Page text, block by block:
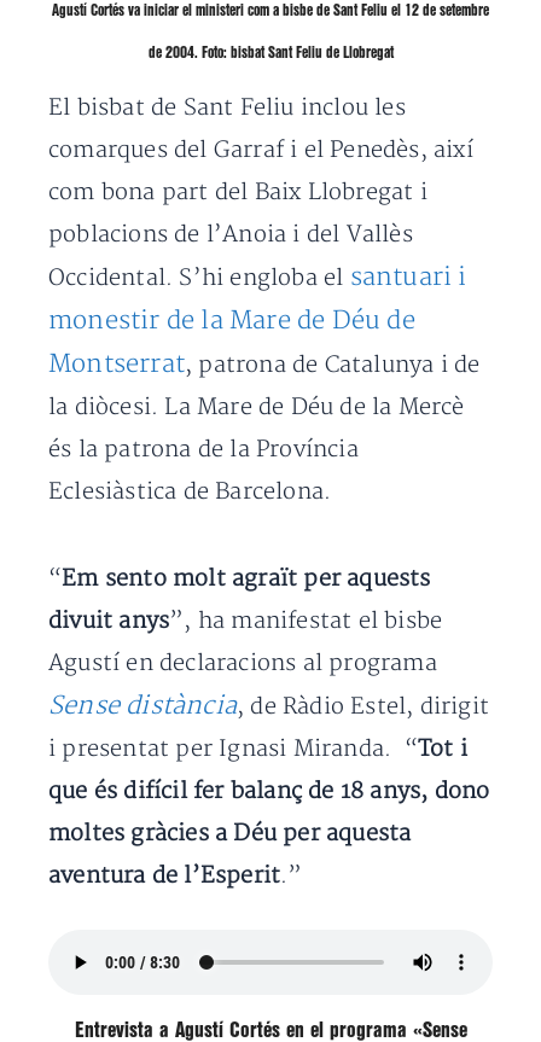
Agustí Cortés va iniciar el ministeri com a bisbe de Sant Feliu el 12 de setembre
de 2004. Foto: bisbat Sant Feliu de Llobregat
El bisbat de Sant Feliu inclou les
comarques del Garraf i el Penedès, així
com bona part del Baix Llobregat i
poblacions de l’Anoia i del Vallès
Occidental. S’hi engloba el santuari i
monestir de la Mare de Déu de
Montserrat, patrona de Catalunya i de
la diòcesi. La Mare de Déu de la Mercè
és la patrona de la Província
Eclesiàstica de Barcelona.
“Em sento molt agraït per aquests
divuit anys”, ha manifestat el bisbe
Agustí en declaracions al programa
Sense distància, de Ràdio Estel, dirigit
i presentat per Ignasi Miranda. “Tot i
que és difícil fer balanç de 18 anys, dono
moltes gràcies a Déu per aquesta
aventura de l’Esperit.”
Entrevista a Agustí Cortés en el programa «Sense